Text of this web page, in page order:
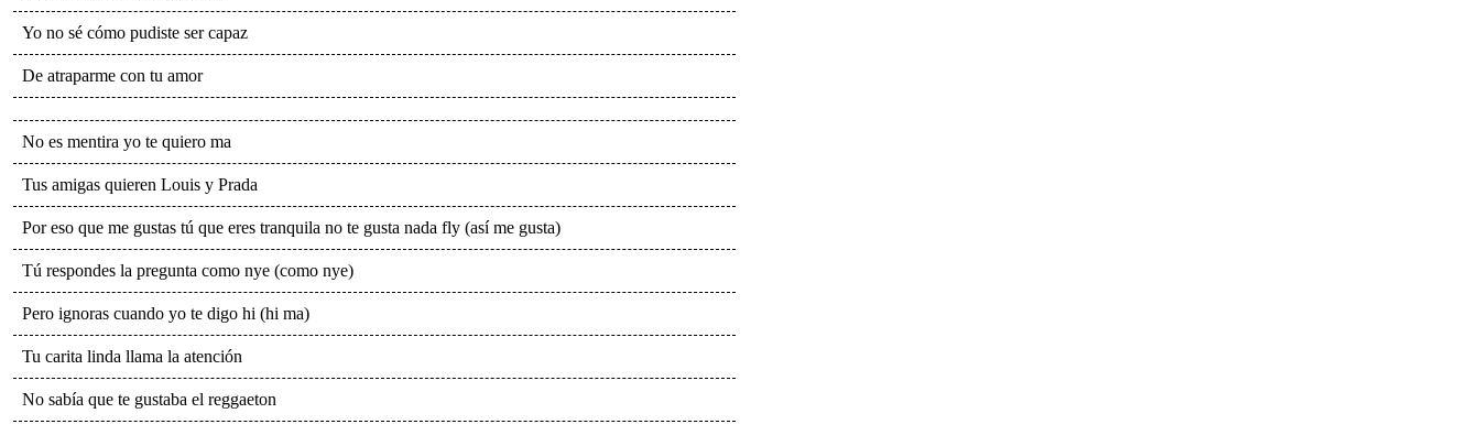
Yo no sé cómo pudiste ser capaz
De atraparme con tu amor
No es mentira yo te quiero ma
Tus amigas quieren Louis y Prada
Por eso que me gustas tú que eres tranquila no te gusta nada fly (así me gusta)
Tú respondes la pregunta como nye (como nye)
Pero ignoras cuando yo te digo hi (hi ma)
Tu carita linda llama la atención
No sabía que te gustaba el reggaeton